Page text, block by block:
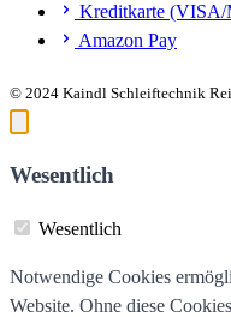
Kreditkarte (VISA/
Amazon Pay
© 2024 Kaindl Schleiftechnik
Wesentlich
Wesentlich
Notwendige Cookies
Website. Ohne diese